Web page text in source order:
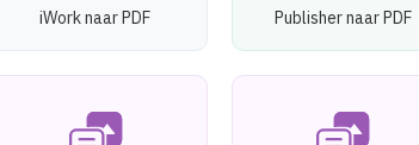
iWork naar PDF Publisher naar PDF